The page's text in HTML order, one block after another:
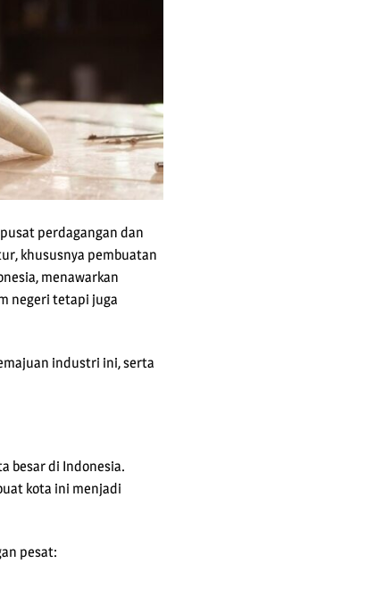
perdagangan dan
khususnya pembuatan
menawarkan
negeri tetapi juga
industri ini, serta
besar di Indonesia.
kota ini menjadi
pesat: